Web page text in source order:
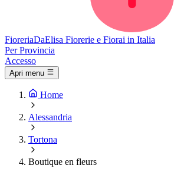
FioreriaDaElisa Fiorerie e Fiorai in Italia
Per Provincia
Accesso
Apri menu
Home
Alessandria
Tortona
Boutique en fleurs